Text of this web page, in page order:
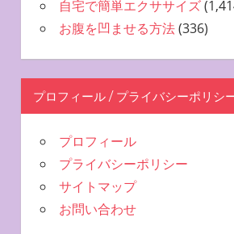
自宅で簡単エクササイズ
お腹を凹ませる方法(336)
プロフィール / プライバシーポリシ
プロフィール
プライバシーポリシー
サイトマップ
お問い合わせ